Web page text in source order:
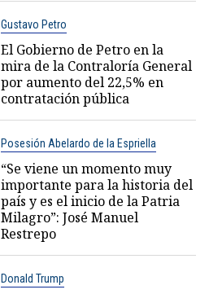
Gustavo Petro
El Gobierno de Petro en la
mira de la Contraloría General
por aumento del 22,5% en
contratación pública
Posesión Abelardo de la Espriella
“Se viene un momento muy
importante para la historia del
país y es el inicio de la Patria
Milagro”: José Manuel
Restrepo
Donald Trump